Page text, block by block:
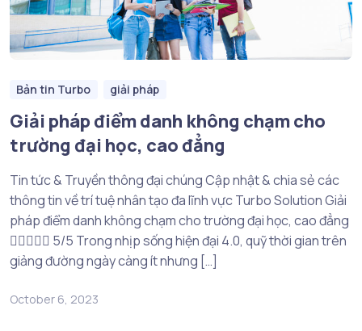
Bản tin Turbo giải pháp
Giải pháp điểm danh không chạm cho
trường đại học, cao đẳng
Tin tức & Truyền thông đại chúng Cập nhật & chia sẻ các
thông tin về trí tuệ nhân tạo đa lĩnh vực Turbo Solution Giải
pháp điểm danh không chạm cho trường đại học, cao đẳng
 5/5 Trong nhịp sống hiện đại 4.0, quỹ thời gian trên
giảng đường ngày càng ít nhưng […]
October 6, 2023